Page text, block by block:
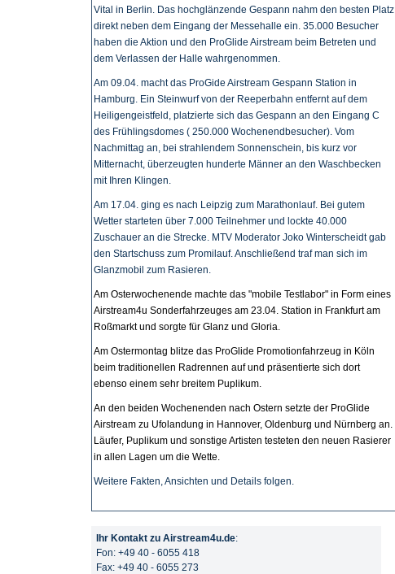
Vital in Berlin. Das hochglänzende Gespann nahm den besten Platz
direkt neben dem Eingang der Messehalle ein. 35.000 Besucher
haben die Aktion und den ProGlide Airstream beim Betreten und
dem Verlassen der Halle wahrgenommen.
Am 09.04. macht das ProGide Airstream Gespann Station in
Hamburg. Ein Steinwurf von der Reeperbahn entfernt auf dem
Heiligengeistfeld, platzierte sich das Gespann an den Eingang C
des Frühlingsdomes ( 250.000 Wochenendbesucher). Vom
Nachmittag an, bei strahlendem Sonnenschein, bis kurz vor
Mitternacht, überzeugten hunderte Männer an den Waschbecken
mit Ihren Klingen.
Am 17.04. ging es nach Leipzig zum Marathonlauf. Bei gutem
Wetter starteten über 7.000 Teilnehmer und lockte 40.000
Zuschauer an die Strecke. MTV Moderator Joko Winterscheidt gab
den Startschuss zum Promilauf. Anschließend traf man sich im
Glanzmobil zum Rasieren.
Am Osterwochenende machte das "mobile Testlabor" in Form eines
Airstream4u Sonderfahrzeuges am 23.04. Station in Frankfurt am
Roßmarkt und sorgte für Glanz und Gloria.
Am Ostermontag blitze das ProGlide Promotionfahrzeug in Köln
beim traditionellen Radrennen auf und präsentierte sich dort
ebenso einem sehr breitem Puplikum.
An den beiden Wochenenden nach Ostern setzte der ProGlide
Airstream zu Ufolandung in Hannover, Oldenburg und Nürnberg an.
Läufer, Puplikum und sonstige Artisten testeten den neuen Rasierer
in allen Lagen um die Wette.
Weitere Fakten, Ansichten und Details folgen.
Ihr Kontakt zu Airstream4u.de:
Fon: +49 40 - 6055 418
Fax: +49 40 - 6055 273